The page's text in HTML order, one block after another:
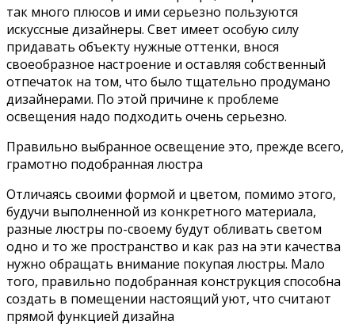
так много плюсов и ими серьезно пользуются
искуссные дизайнеры. Свет имеет особую силу
придавать объекту нужные оттенки, внося
своеобразное настроение и оставляя собственный
отпечаток на том, что было тщательно продумано
дизайнерами. По этой причине к проблеме
освещения надо подходить очень серьезно.
Правильно выбранное освещение это, прежде всего,
грамотно подобранная люстра
Отличаясь своими формой и цветом, помимо этого,
будучи выполненной из конкретного материала,
разные люстры по-своему будут обливать светом
одно и то же пространство и как раз на эти качества
нужно обращать внимание покупая люстры. Мало
того, правильно подобранная конструкция способна
создать в помещении настоящий уют, что считают
прямой функцией дизайна